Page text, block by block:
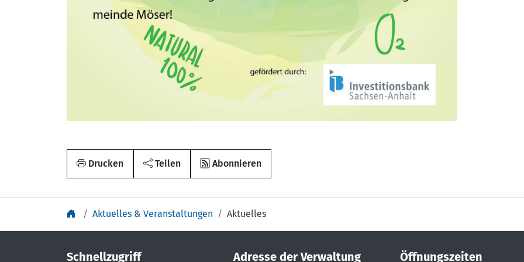
Drucken Teilen Abonnieren
Aktuelles & Veranstaltungen Aktuelles
Schnellzugriff Adresse der Verwaltung Öffnungszeiten